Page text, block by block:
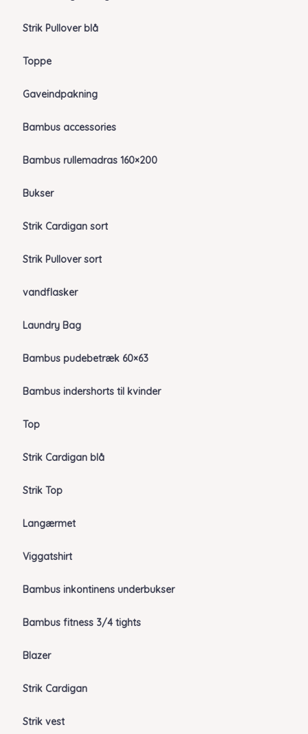
Strik Pullover blå
Toppe
Gaveindpakning
Bambus accessories
Bambus rullemadras 160×200
Bukser
Strik Cardigan sort
Strik Pullover sort
vandflasker
Laundry Bag
Bambus pudebetræk 60×63
Bambus indershorts til kvinder
Top
Strik Cardigan blå
Strik Top
Langærmet
Viggatshirt
Bambus inkontinens underbukser
Bambus fitness 3/4 tights
Blazer
Strik Cardigan
Strik vest